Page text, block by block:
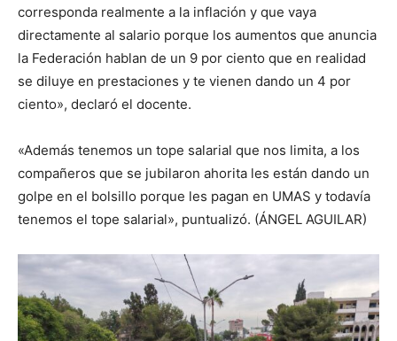
corresponda realmente a la inflación y que vaya
directamente al salario porque los aumentos que anuncia
la Federación hablan de un 9 por ciento que en realidad
se diluye en prestaciones y te vienen dando un 4 por
ciento», declaró el docente.
«Además tenemos un tope salarial que nos limita, a los
compañeros que se jubilaron ahorita les están dando un
golpe en el bolsillo porque les pagan en UMAS y todavía
tenemos el tope salarial», puntualizó. (ÁNGEL AGUILAR)